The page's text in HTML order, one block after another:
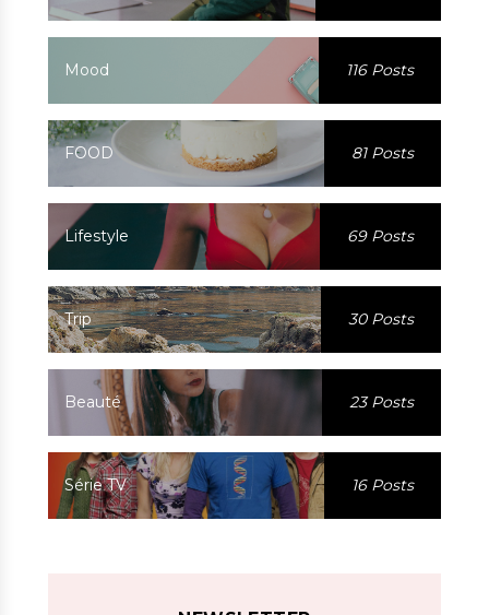
Mood 116 Posts
FOOD 81 Posts
Lifestyle 69 Posts
Trip 30 Posts
Beauté 23 Posts
Série TV 16 Posts